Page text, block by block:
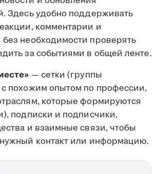
Здесь удобно поддерживать
комментарии и
необходимости проверять
за событиями в общей ленте.
— сетки (группы
похожим опытом по профессии,
которые формируются
подписки и подписчики,
и взаимные связи, чтобы
контакт или информацию.